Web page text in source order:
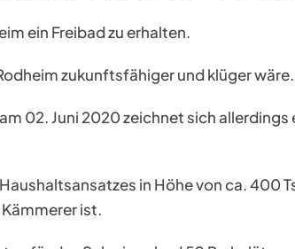
ein Freibad zu erhalten.
zukunftsfähiger und klüger wäre.
02. Juni 2020 zeichnet sich allerdings
in Höhe von ca. 400
ist.